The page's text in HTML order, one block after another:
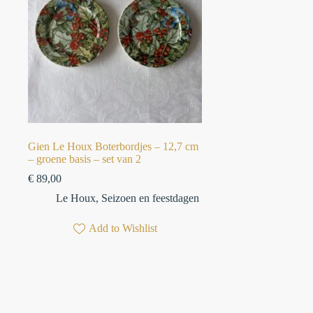
Gien Le Houx Boterbordjes – 12,7 cm
– groene basis – set van 2
€ 89,00
Le Houx, Seizoen en feestdagen
Add to Wishlist